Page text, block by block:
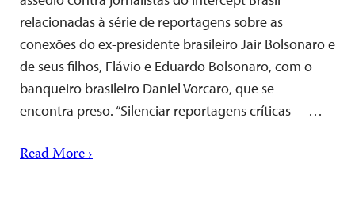
relacionadas à série de reportagens sobre as
conexões do ex-presidente brasileiro Jair Bolsonaro e
de seus filhos, Flávio e Eduardo Bolsonaro, com o
banqueiro brasileiro Daniel Vorcaro, que se
encontra preso. “Silenciar reportagens críticas —…
Read More ›